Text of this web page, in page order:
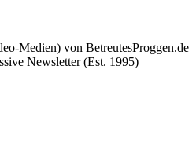
Medien) von BetreutesProggen.de
Newsletter (Est. 1995)